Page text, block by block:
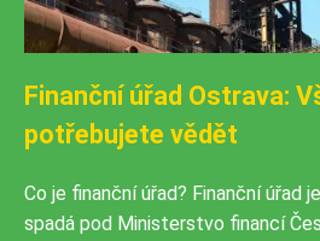
Finanční úřad Ostrava:
potřebujete vědět
Co je finanční úřad? Finanční
spadá pod Ministerstvo financí